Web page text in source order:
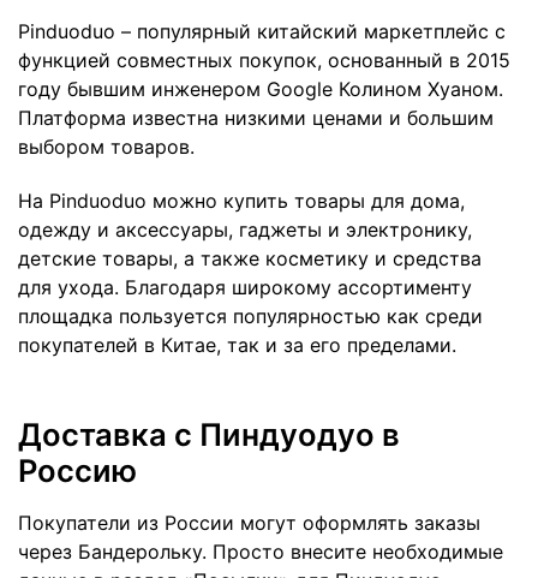
Pinduoduo – популярный китайский маркетплейс с
функцией совместных покупок, основанный в 2015
году бывшим инженером Google Колином Хуаном.
Платформа известна низкими ценами и большим
выбором товаров.
На Pinduoduo можно купить товары для дома,
одежду и аксессуары, гаджеты и электронику,
детские товары, а также косметику и средства
для ухода. Благодаря широкому ассортименту
площадка пользуется популярностью как среди
покупателей в Китае, так и за его пределами.
Доставка с Пиндуодуо в
Россию
Покупатели из России могут оформлять заказы
через Бандерольку. Просто внесите необходимые